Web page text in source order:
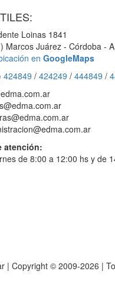
Loinas 1841
Marcos Juárez - Córdoba -
en GoogleMaps
424849 / 424249 / 444849 /
atención:
de 8:00 a 12:00 hs y de
| Copyright © 2009-2026 |